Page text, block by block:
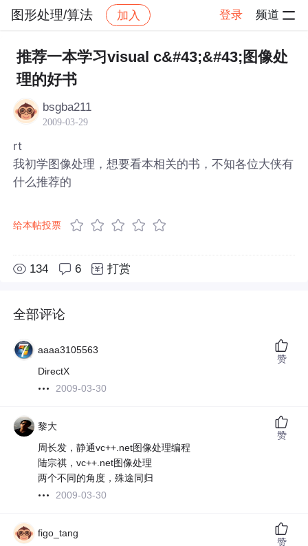
图形处理/算法 加入 登录 频道
社区 图形处理/算法
推荐一本学习visual c&#43;&#43;图像处
理的好书
bsgba211
2009-03-29
rt
我初学图像处理，想要看本相关的书，不知各位大侠有
什么推荐的
给本帖投票
134 6 打赏
全部评论
aaaa3105563
DirectX
2009-03-30
赞
黎大
周长发，静通vc++.net图像处理编程
陆宗祺，vc++.net图像处理
两个不同的角度，殊途同归
2009-03-30
赞
figo_tang
赞